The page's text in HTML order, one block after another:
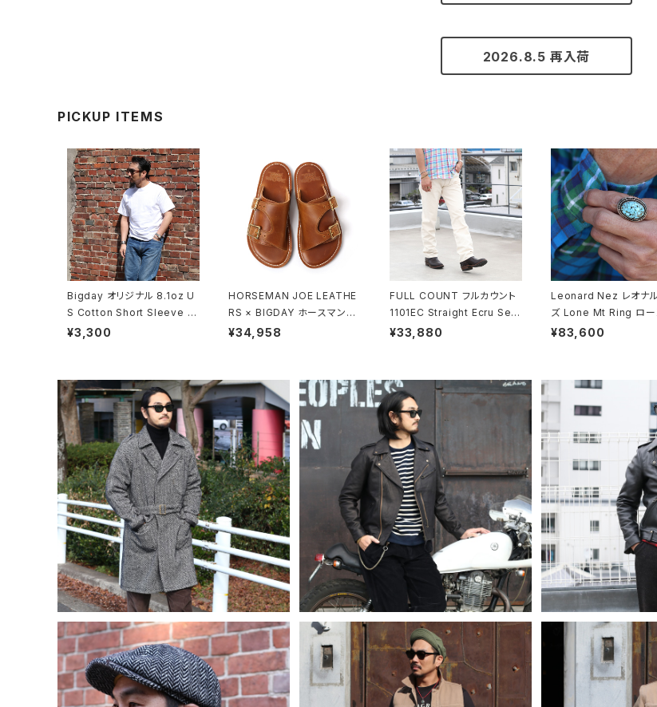
2026.8.5 再入荷
PICKUP ITEMS
Bigday オリジナル 8.1oz U
S Cotton Short Sleeve T
シャツ 半袖 無地Tシャツ US
¥3,300
HORSEMAN JOE LEATHE
RS × BIGDAY ホースマンジ
ョー ダブルモンクストラップサ
¥34,958
FULL COUNT フルカウント
1101EC Straight Ecru Selv
edge Denim ストレートセル
¥33,880
Leonard Nez レオナ
ズ Lone Mt Ring ロー
ウンテンターコイズリン
¥83,600
SHANGRI-LA HERITAGE シャングリ
ラヘリテージ “Stelvio” Grey Herrin
gbone Wool Dispatch Rider Coat
ライダーコート
¥231,000
SHANGRI-LA HERITAGE シャングリ
ラヘリテージ “CHIODO” レザージャケ
ット ブラック 2025 NEW VERSION
¥198,000
SHANGRI-LA
ラヘリテージ
ット